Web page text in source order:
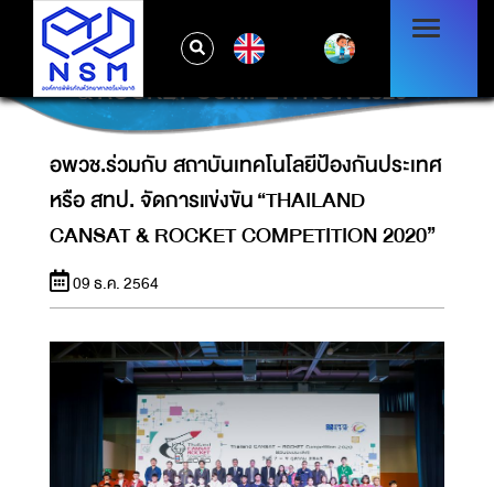
อพวช.ร่วมกับ สถาบันเทคโนโลยีป้องกันประเทศ
หรือ สทป. จัดการแข่งขัน “THAILAND CANSAT
& ROCKET COMPETITION 2020”
อพวช.ร่วมกับ สถาบันเทคโนโลยีป้องกันประเทศ
หรือ สทป. จัดการแข่งขัน “THAILAND
CANSAT & ROCKET COMPETITION 2020”
09 ธ.ค. 2564